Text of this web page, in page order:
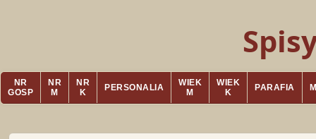
NR
GOSP
NR
M
NR
K
PERSONALIA
WIEK
M
WIEK
K
PARAFIA